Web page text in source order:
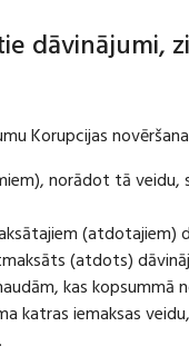
dāvinājumi,
Korupcijas
norādot tā
(atdotajiem)
(atdots)
kas
katras iemaksas